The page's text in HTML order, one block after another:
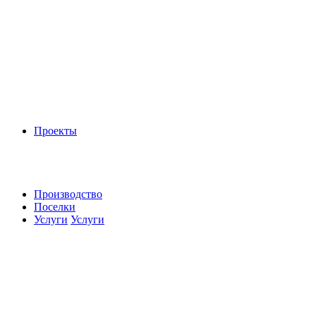
Проекты
Производство
Поселки
Услуги Услуги